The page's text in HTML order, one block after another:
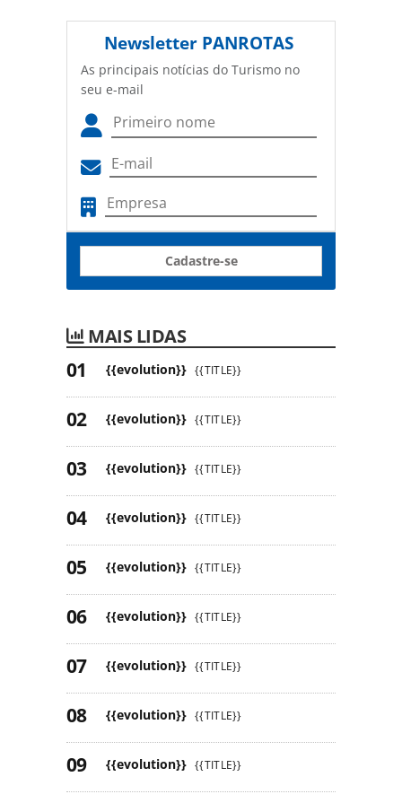
Newsletter PANROTAS
As principais notícias do Turismo no
seu e-mail
Cadastre-se
MAIS LIDAS
{{evolution}} {{TITLE}}
{{evolution}} {{TITLE}}
{{evolution}} {{TITLE}}
{{evolution}} {{TITLE}}
{{evolution}} {{TITLE}}
{{evolution}} {{TITLE}}
{{evolution}} {{TITLE}}
{{evolution}} {{TITLE}}
{{evolution}} {{TITLE}}